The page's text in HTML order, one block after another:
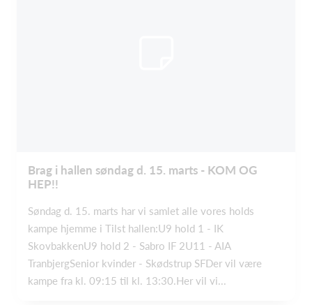
Brag i hallen søndag d. 15. marts - KOM OG
HEP!!
Søndag d. 15. marts har vi samlet alle vores holds
kampe hjemme i Tilst hallen:U9 hold 1 - IK
SkovbakkenU9 hold 2 - Sabro IF 2U11 - AIA
TranbjergSenior kvinder - Skødstrup SFDer vil være
kampe fra kl. 09:15 til kl. 13:30.Her vil vi...